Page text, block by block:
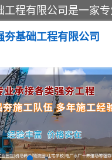
夯基础工程有限公司
强夯机租赁
强夯施工队伍